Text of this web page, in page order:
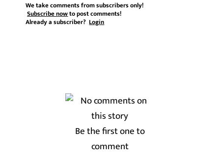
We take comments from subscribers only!
Subscribe nowto post comments!
Already a subscriber?Login
Be the first one to
comment